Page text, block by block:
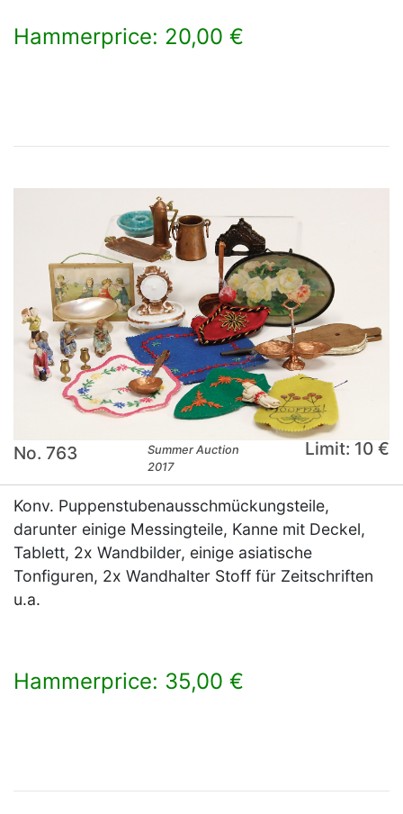
Hammerprice: 20,00 €
No. 763
Summer Auction
2017
Limit: 10 €
Konv. Puppenstubenausschmückungsteile,
darunter einige Messingteile, Kanne mit Deckel,
Tablett, 2x Wandbilder, einige asiatische
Tonfiguren, 2x Wandhalter Stoff für Zeitschriften
u.a.
Hammerprice: 35,00 €